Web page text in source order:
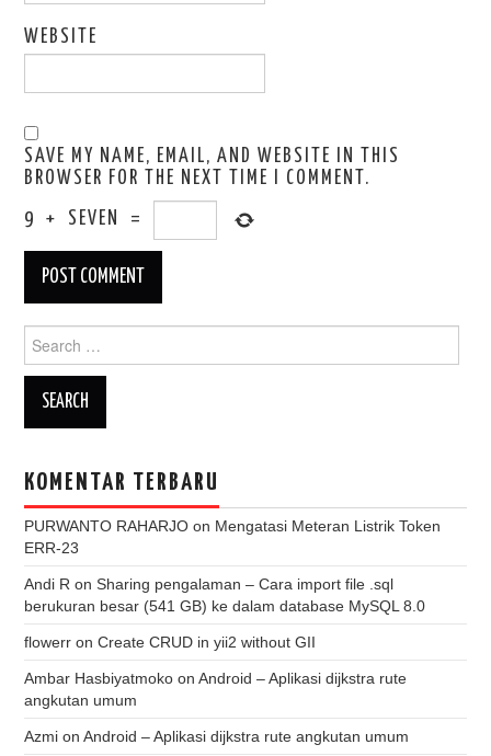
WEBSITE
SAVE MY NAME, EMAIL, AND WEBSITE IN THIS
BROWSER FOR THE NEXT TIME I COMMENT.
9 + SEVEN =
for:
KOMENTAR TERBARU
PURWANTO RAHARJO on Mengatasi Meteran Listrik Token
ERR-23
Andi R onSharing pengalaman – Cara import file .sql
berukuran besar (541 GB) ke dalam database MySQL 8.0
flowerr onCreate CRUD in yii2 without GII
Ambar Hasbiyatmoko onAndroid – Aplikasi dijkstra rute
angkutan umum
Azmi onAndroid – Aplikasi dijkstra rute angkutan umum